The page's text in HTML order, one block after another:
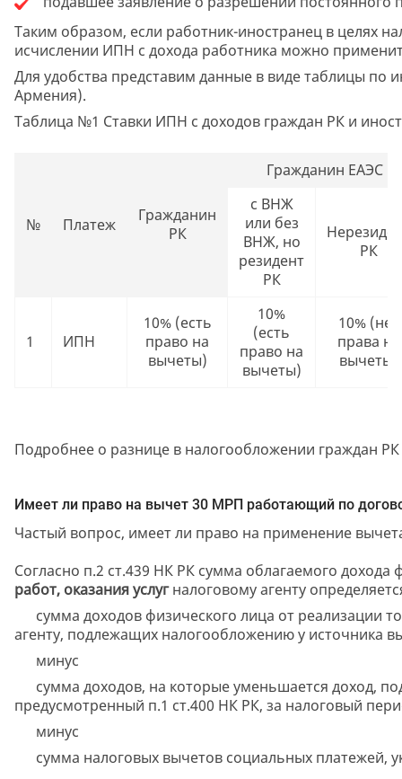
Таким образом, если работник-иностранец в целях
исчислении ИПН с дохода работника можно
Для удобства представим данные в виде таблицы по
Армения).
Таблица №1 Ставки ИПН с доходов граждан РК и
№ Платеж
Гражданин
РК
Гражданин ЕАЭС
с ВНЖ
или без
ВНЖ, но
резидент
РК
РК
1 ИПН
10% (есть
право на
вычеты)
10%
(есть
право на
вычеты)
10% (нет
права на
вычеты)
Подробнее о разнице в налогообложении граждан
Имеет ли право на вычет 30 МРП работающий по
Частый вопрос, имеет ли право на применение
Согласно п.2 ст.439 НК РК сумма облагаемого дохода
работ, оказания услугналоговому агенту
сумма доходов физического лица от реализации
агенту, подлежащих налогообложению у источника
минус
сумма доходов, на которые уменьшается доход,
предусмотренный п.1 ст.400 НК РК, за налоговый
минус
сумма налоговых вычетов социальных платежей,